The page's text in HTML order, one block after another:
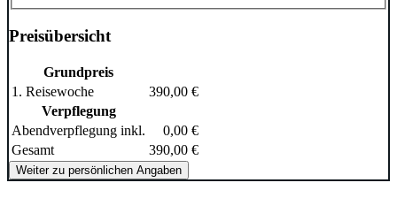
Preisübersicht
Grundpreis
1. Reisewoche
390,00 €
Verpflegung
Abendverpflegung inkl.
0,00 €
Gesamt
390,00 €
Weiter zu persönlichen Angaben